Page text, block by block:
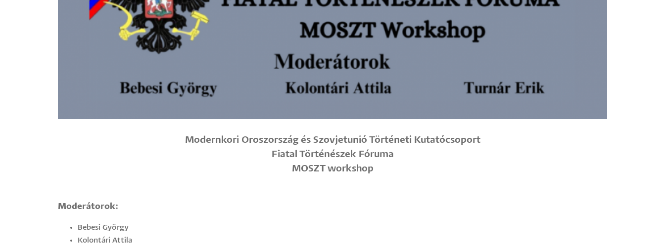
Modernkori Oroszország és Szovjetunió Történeti Kutatócsoport
Fiatal Történészek Fóruma
MOSZT workshop
Moderátorok:
Bebesi György
Kolontári Attila